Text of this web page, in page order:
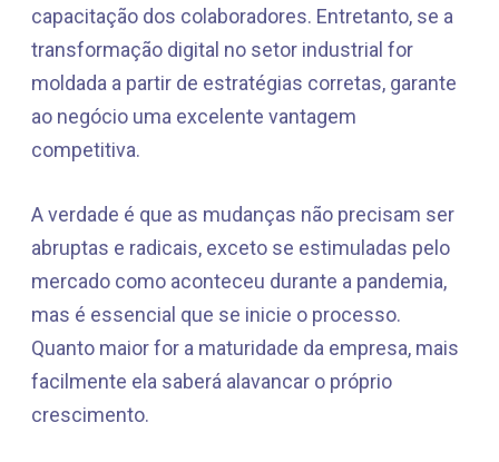
capacitação dos colaboradores. Entretanto, se a
transformação digital no setor industrial for
moldada a partir de estratégias corretas, garante
ao negócio uma excelente vantagem
competitiva.
A verdade é que as mudanças não precisam ser
abruptas e radicais, exceto se estimuladas pelo
mercado como aconteceu durante a pandemia,
mas é essencial que se inicie o processo.
Quanto maior for a maturidade da empresa, mais
facilmente ela saberá alavancar o próprio
crescimento.